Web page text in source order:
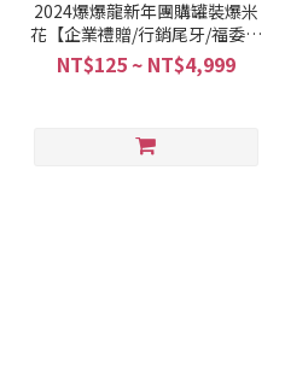
2024爆爆龍新年團購罐裝爆米
花【企業禮贈/行銷尾牙/福委活
動】
NT$125 ~ NT$4,999